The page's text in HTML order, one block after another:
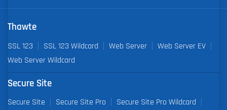
Thawte
SSL 123 SSL 123 Wildcard Web Server
Web Server EV
Web Server Wildcard
Secure Site
Secure Site Secure Site Pro
Secure Site Pro Wildcard